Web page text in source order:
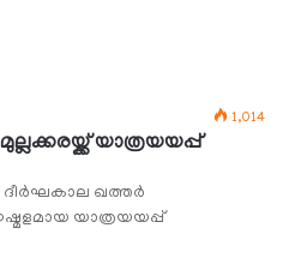
1,014
യാത്രയയപ്പ്
ഖത്തര്‍
യാത്രയയപ്പ്